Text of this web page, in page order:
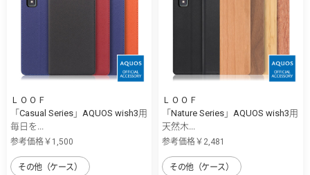
ＬＯＯＦ
「Casual Series」AQUOS wish3用
毎日を...
参考価格￥1,500
その他（ケース）
ＬＯＯＦ
「Nature Series」AQUOS wish3用
天然木...
参考価格￥2,481
その他（ケース）